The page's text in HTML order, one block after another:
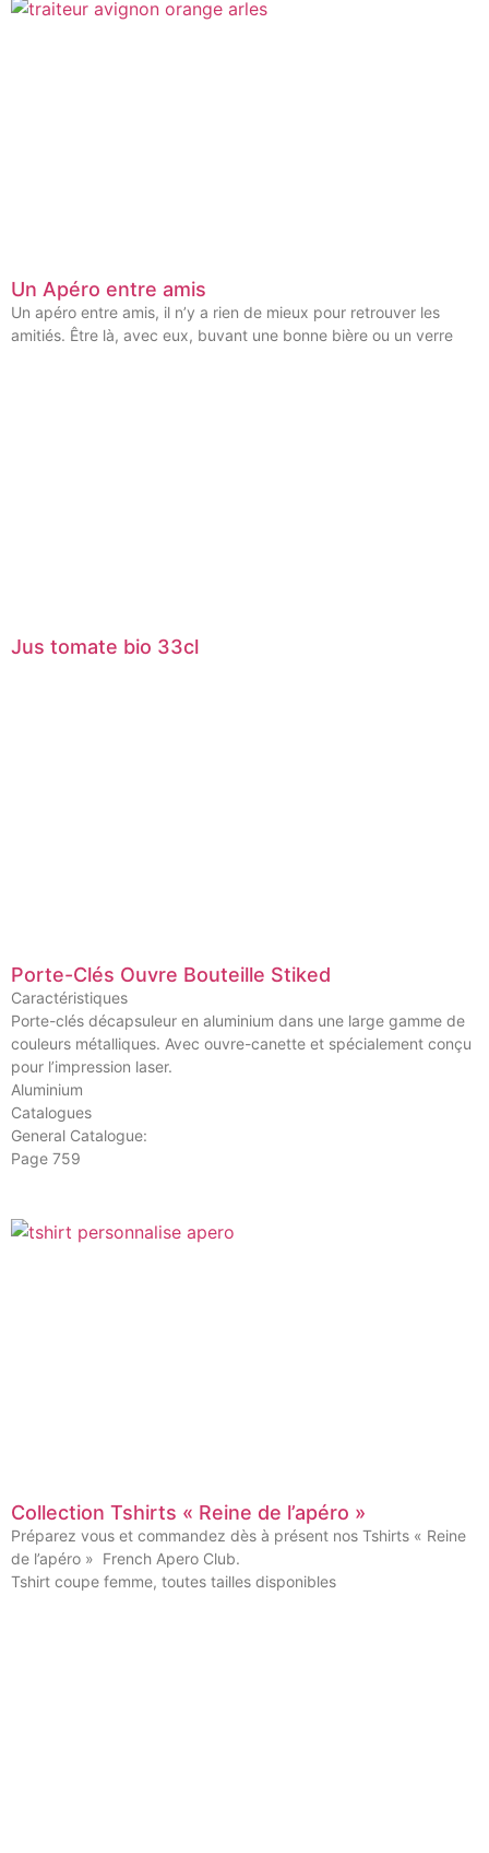
Un Apéro entre amis
Un apéro entre amis, il n’y a rien de mieux pour retrouver les
amitiés. Être là, avec eux, buvant une bonne bière ou un verre
Jus tomate bio 33cl
Porte-Clés Ouvre Bouteille Stiked
Caractéristiques
Porte-clés décapsuleur en aluminium dans une large gamme de
couleurs métalliques. Avec ouvre-canette et spécialement conçu
pour l’impression laser.
Aluminium
Catalogues
General Catalogue:
Page 759
Collection Tshirts « Reine de l’apéro »
Préparez vous et commandez dès à présent nos Tshirts « Reine
de l’apéro » French Apero Club.
Tshirt coupe femme, toutes tailles disponibles